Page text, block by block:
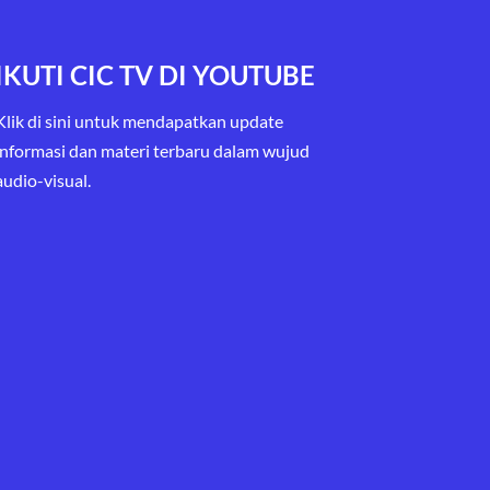
CIC TV DI YOUTUBE
di sini untuk mendapatkan update
dan materi terbaru dalam wujud
visual.